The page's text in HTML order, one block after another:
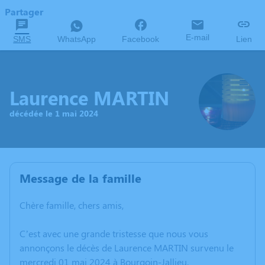
Partager
SMS WhatsApp Facebook E-mail Lien
Laurence MARTIN
décédée le 1 mai 2024
Message de la famille
Chère famille, chers amis,
C’est avec une grande tristesse que nous vous
annonçons le décès de Laurence MARTIN survenu le
mercredi 01 mai 2024 à Bourgoin-Jallieu.